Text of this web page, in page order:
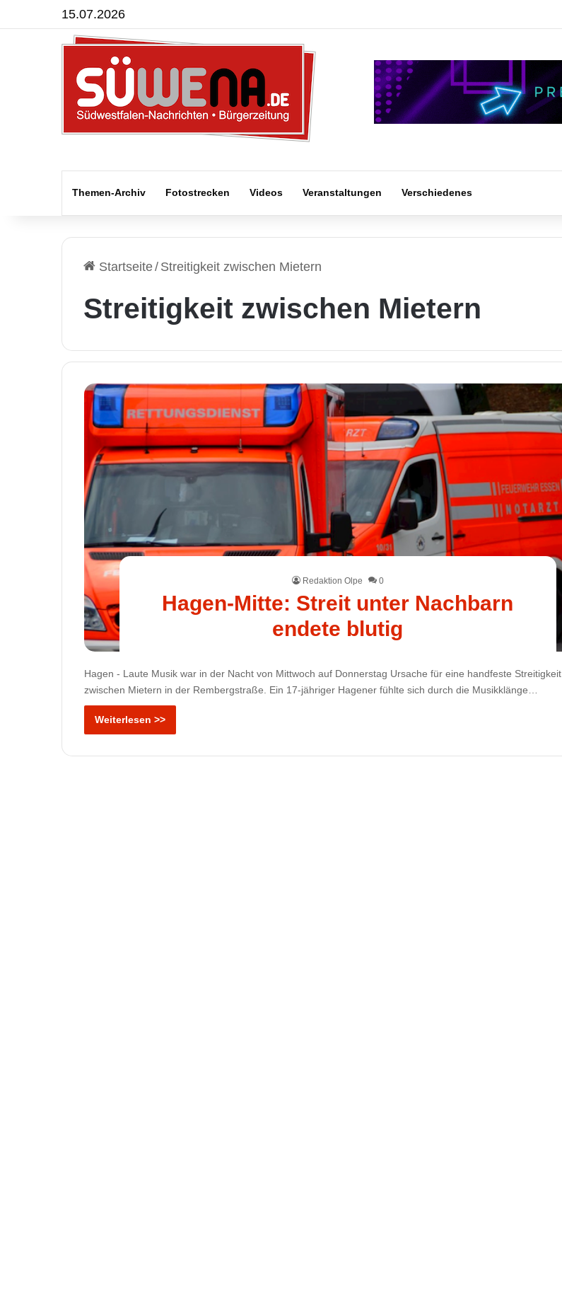
15.07.2026
Themen-Archiv Fotostrecken Videos Veranstaltungen Verschiedenes
Startseite/ Streitigkeit zwischen Mietern
Streitigkeit zwischen Mietern
Redaktion Olpe 0
Hagen-Mitte: Streit unter Nachbarn
endete blutig
Hagen - Laute Musik war in der Nacht von Mittwoch auf Donnerstag Ursache für eine handfeste Streitigkeit
zwischen Mietern in der Rembergstraße. Ein 17-jähriger Hagener fühlte sich durch die Musikklänge…
Weiterlesen >>